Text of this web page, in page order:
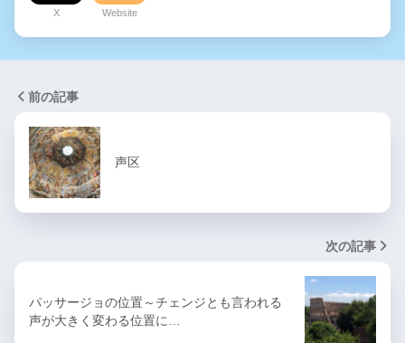
X Website
前の記事
声区
次の記事
パッサージョの位置～チェンジとも言われる
声が大きく変わる位置に…